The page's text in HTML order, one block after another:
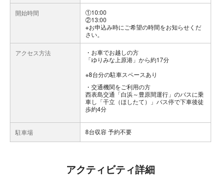
開始時間
①10:00
②13:00
※お申込み時にご希望の時間をお知らせくだ
さい。
アクセス方法
お車でお越しの方
「ゆりみな上原港」から約17分
※8台分の駐車スペースあり
交通機関をご利用の方
西表島交通「白浜～豊原間運行」のバスに乗
車し「干立（ほしたて）」バス停で下車後徒
歩約4分
駐車場 8台収容 予約不要
アクティビティ詳細